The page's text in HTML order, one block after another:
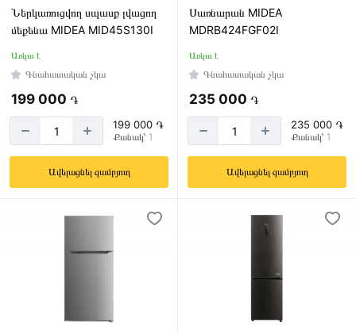
Ներկառուցվող սպասք լվացող
մեքենա MIDEA MID45S130I
Առկա է
Գնահատական չկա
199 000 ֏
199 000 ֏
Քանակ՝ 1
Ավելացնել զամբյուղ
Սառնարան MIDEA
MDRB424FGF02I
Առկա է
Գնահատական չկա
235 000 ֏
235 000 ֏
Քանակ՝ 1
Ավելացնել զամբյուղ